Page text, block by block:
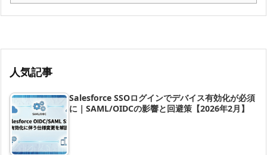
人気記事
Salesforce SSOログインでデバイス有効化が必須
に｜SAML/OIDCの影響と回避策【2026年2月】